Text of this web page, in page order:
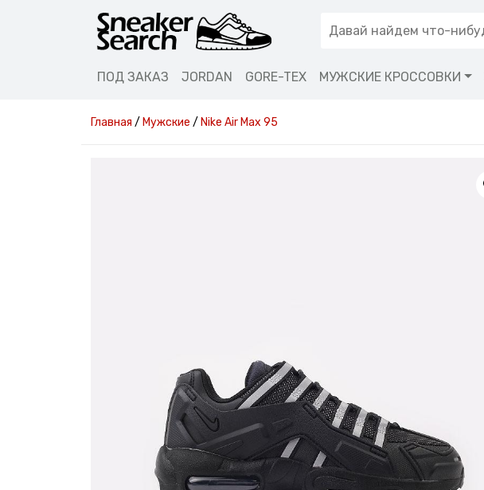
ПОД ЗАКАЗ JORDAN GORE-TEX МУЖСКИЕ КРОССОВКИ
Главная / Мужские / Nike Air Max 95